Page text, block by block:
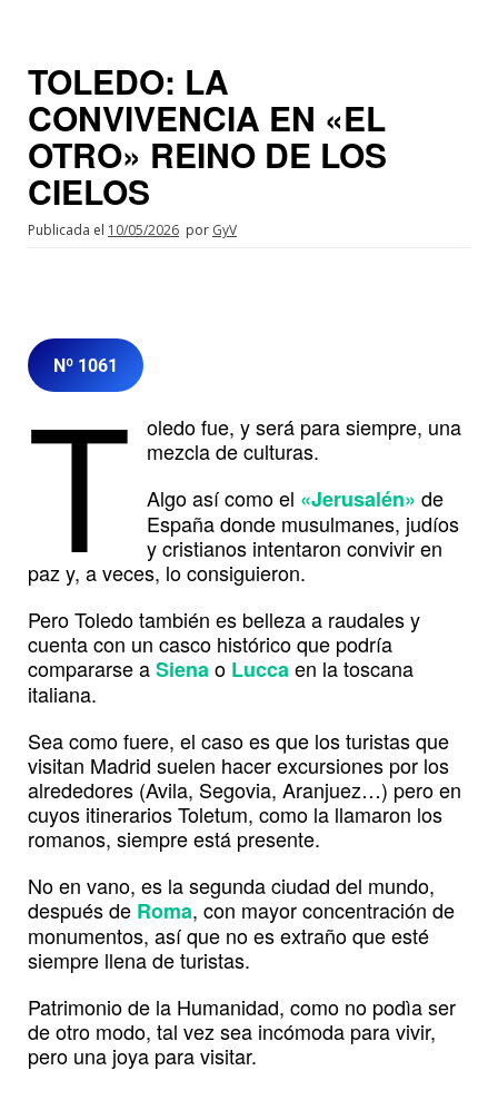
TOLEDO: LA
CONVIVENCIA EN «EL
OTRO» REINO DE LOS
CIELOS
Publicada el 10/05/2026 por GyV
Nº 1061
T
oledo fue, y será para siempre, una
mezcla de culturas.
Algo así como el «Jerusalén» de
España donde musulmanes, judíos
y cristianos intentaron convivir en
paz y, a veces, lo consiguieron.
Pero Toledo también es belleza a raudales y
cuenta con un casco histórico que podría
compararse aSienao Luccaen la toscana
italiana.
Sea como fuere, el caso es que los turistas que
visitan Madrid suelen hacer excursiones por los
alrededores (Avila, Segovia, Aranjuez…) pero en
cuyos itinerarios Toletum, como la llamaron los
romanos, siempre está presente.
No en vano, es la segunda ciudad del mundo,
después de Roma, con mayor concentración de
monumentos, así que no es extraño que esté
siempre llena de turistas.
Patrimonio de la Humanidad, como no podìa ser
de otro modo, tal vez sea incómoda para vivir,
pero una joya para visitar.